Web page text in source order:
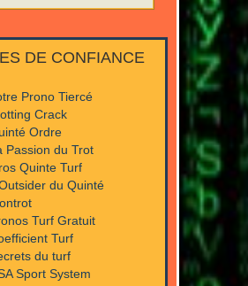
DE CONFIANCE
Prono Tiercé
Crack
Ordre
Passion du Trot
Quinte Turf
du Quinté
Turf Gratuit
Turf
du turf
Sport System